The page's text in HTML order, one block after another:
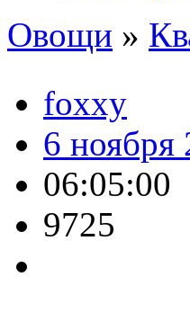
Овощи »
foxxy
6 ноября
06:05:00
9725